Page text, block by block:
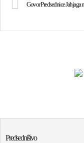
Predsedništvo